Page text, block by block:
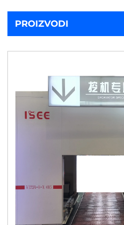
PROIZVODI